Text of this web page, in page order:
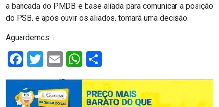
ASSEMBLEIA
DO
RN
ASSEMBLEIA
E
a bancada do PMDB e base aliada para comunicar a posição
do PSB, e após ouvir os aliados, tomará uma decisão.
Aguardemos…
Facebook
Twitter
EmailWhatsApp